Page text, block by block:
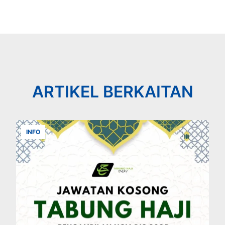
ARTIKEL BERKAITAN
INFO